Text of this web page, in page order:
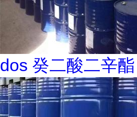
dos 癸二酸二辛酯